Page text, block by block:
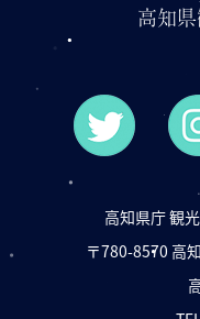
高知
高知県庁 観
〒780-8570 高